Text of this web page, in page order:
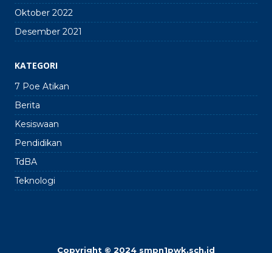
Oktober 2022
Desember 2021
KATEGORI
7 Poe Atikan
Berita
Kesiswaan
Pendidikan
TdBA
Teknologi
Copyright © 2024 smpn1pwk.sch.id